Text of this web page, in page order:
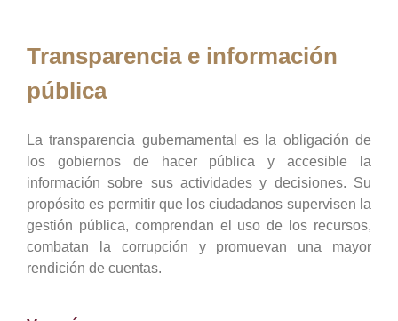
Transparencia e información
pública
La transparencia gubernamental es la obligación de
los gobiernos de hacer pública y accesible la
información sobre sus actividades y decisiones. Su
propósito es permitir que los ciudadanos supervisen la
gestión pública, comprendan el uso de los recursos,
combatan la corrupción y promuevan una mayor
rendición de cuentas.